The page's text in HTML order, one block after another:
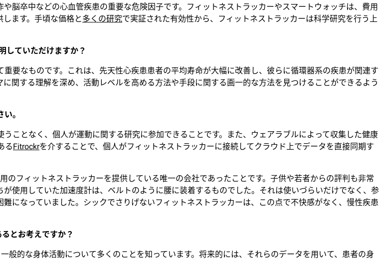
脳卒中などの心血管疾患の重要な危険因子です。フィットネストラッカーやスマートウォッチは、費用
ます。手頃な価格と多くの研究で実証された有効性から、フィットネストラッカーは科学研究を行う上
していただけますか？
要なものです。これは、先天性心疾患患者の平均寿命が大幅に改善し、彼らに循環器系の疾患が関連す
関する理解を深め、活動レベルを高める方法や手段に関する画一的な方法を見つけることができるよう
。
ことなく、個人が運動に関する研究に参加できることです。また、ウェアラブルによって収集した健康
るFitrockrを介することで、個人がフィットネストラッカーに接続してクラウド上でデータを直接同期す
フィットネストラッカーを提供している唯一の会社であったことです。子供や若者からの評判も非常
使用していた加速度計は、ベルトのように腰に装着するものでした。それは使いづらいだけでなく、参
になっていました。シックでさりげないフィットネストラッカーは、この点で不快感がなく、慢性疾患
とお考えですか？
的な身体活動について多くのことを知っています。将来的には、それらのデータを用いて、患者の身